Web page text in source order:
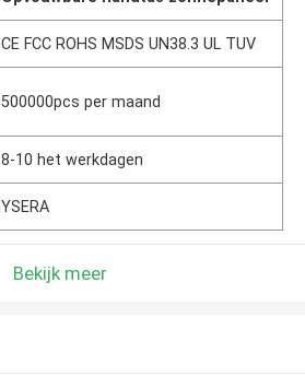
CE FCC ROHS MSDS UN38.3 UL TUV
500000pcs per maand
8-10 het werkdagen
YSERA
Bekijk meer